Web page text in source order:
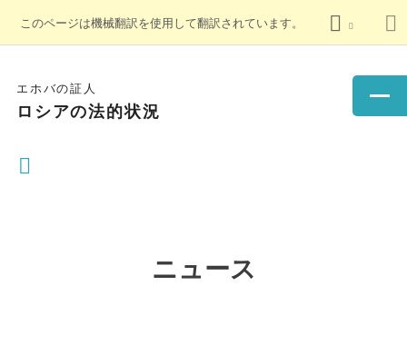
このページは機械翻訳を使用して翻訳されています。
エホバの証人
ロシアの法的状況
ニュース